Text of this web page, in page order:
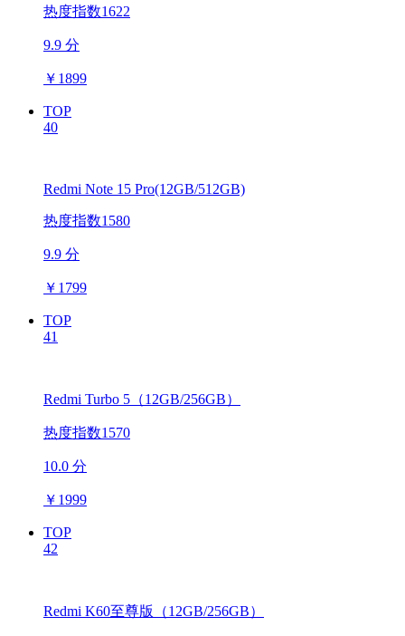
热度指数1622
9.9 分
￥ 1899
TOP
40
Redmi Note 15 Pro(12GB/512GB)
热度指数1580
9.9 分
￥ 1799
TOP
41
Redmi Turbo 5（12GB/256GB）
热度指数1570
10.0 分
￥ 1999
TOP
42
Redmi K60至尊版（12GB/256GB）